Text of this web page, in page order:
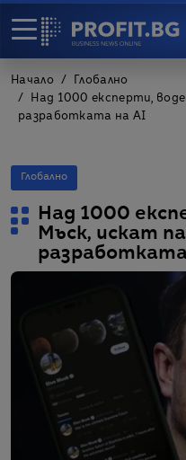
Начало
Глобално
Над 1000 експерти,
разработката на AI
Глобално
Над 1000
Мъск, искат